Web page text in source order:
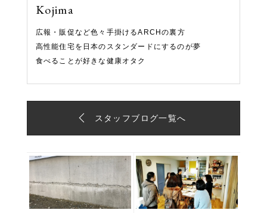
Kojima
広報・販促など色々手掛けるARCHの裏方
高性能住宅を日本のスタンダードにするのが夢
食べることが好きな健康オタク
スタッフブログ一覧へ